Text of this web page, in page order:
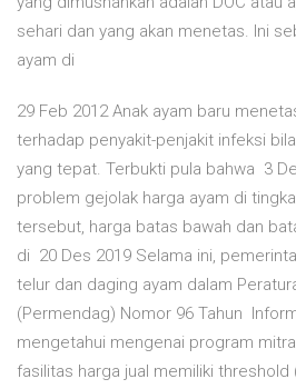
sehari dan yang akan menetas. Ini
ayam di
29 Feb 2012 Anak ayam baru
terhadap penyakit-penjakit infeksi
yang tepat. Terbukti pula bahwa 3
problem gejolak harga ayam di
tersebut, harga batas bawah dan
di 20 Des 2019 Selama ini,
telur dan daging ayam dalam
(Permendag) Nomor 96 Tahun
mengetahui mengenai program
fasilitas harga jual memiliki